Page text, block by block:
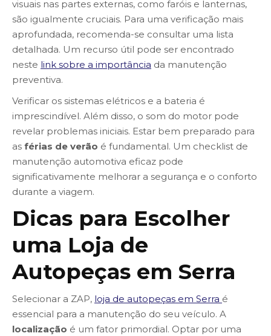
visuais nas partes externas, como faróis e lanternas,
são igualmente cruciais. Para uma verificação mais
aprofundada, recomenda-se consultar uma lista
detalhada. Um recurso útil pode ser encontrado
neste link sobre a importância da manutenção
preventiva.
Verificar os sistemas elétricos e a bateria é
imprescindível. Além disso, o som do motor pode
revelar problemas iniciais. Estar bem preparado para
as férias de verão é fundamental. Um checklist de
manutenção automotiva eficaz pode
significativamente melhorar a segurança e o conforto
durante a viagem.
Dicas para Escolher
uma Loja de
Autopeças em Serra
Selecionar a ZAP, loja de autopeças em Serra é
essencial para a manutenção do seu veículo. A
localização é um fator primordial. Optar por uma